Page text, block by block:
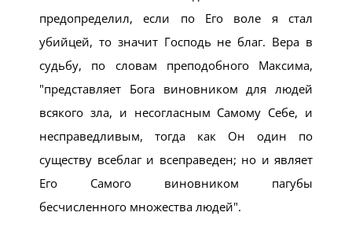
предопределил, если по Его воле я стал
убийцей, то значит Господь не благ. Вера в
судьбу, по словам преподобного Максима,
представляет Бога виновником для людей
всякого зла, и несогласным Самому Себе, и
несправедливым, тогда как Он один по
существу всеблаг и всеправеден; но и являет
Его Самого виновником пагубы
бесчисленного множества людей .